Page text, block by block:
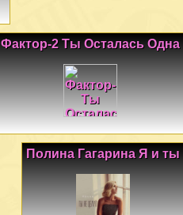
Фактор-2 Ты Осталась Одна
Полина Гагарина Я и ты